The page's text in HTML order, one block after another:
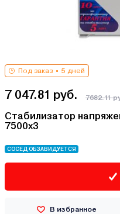
Под заказ 5 дней
7 047.81 руб. 7682.11
Стабилизатор
7500х3
СОСЕД ОБЗАВИДУЕТСЯ
В избранное